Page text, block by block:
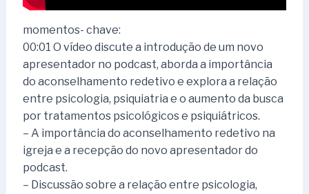
momentos- chave:
00:01 O vídeo discute a introdução de um novo
apresentador no podcast, aborda a importância
do aconselhamento redetivo e explora a relação
entre psicologia, psiquiatria e o aumento da busca
por tratamentos psicológicos e psiquiátricos.
– A importância do aconselhamento redetivo na
igreja e a recepção do novo apresentador do
podcast.
– Discussão sobre a relação entre psicologia,